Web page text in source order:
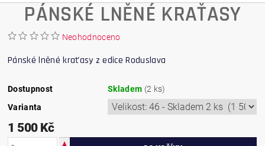
PÁNSKÉ LNĚNÉ KRAŤASY
Neohodnoceno
Pánské lněné kraťasy z edice Roduslava
Dostupnost Skladem (2 ks)
Varianta
1 500 Kč